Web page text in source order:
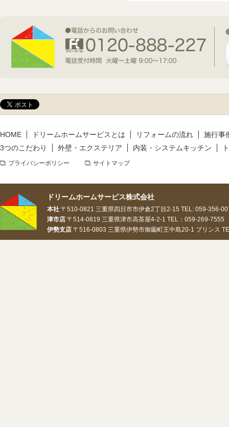
新規着工情報
2026年5月14日(木)
新規着工情報
HOME ドリームホームサービスとは リフォームの流れ
施行事
3つのこだわり
外壁・エクステリア 内装・システムキッチン
プライバシーポリシー サイトマップ
ドリームホームサービス株式会社
本社 〒510-0821 三重県四日市市伊倉2丁目2-15 TEL: 059-356-
津市店 〒514-0819 三重県津市高茶屋4-2-1 TEL：059-269-
伊勢支店 〒516-0803 三重県伊勢市御薗町王中島20-1 プリンス